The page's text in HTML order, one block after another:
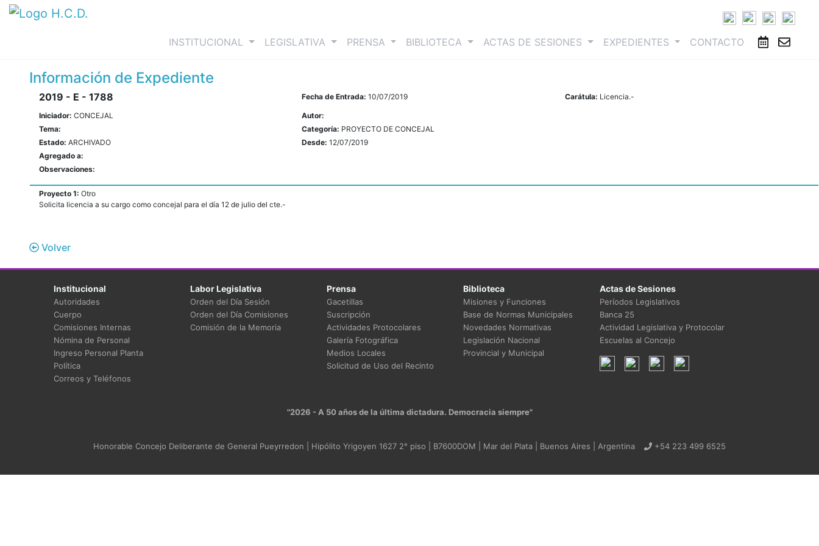
INSTITUCIONAL (current)LEGISLATIVA PRENSA BIBLIOTECA ACTAS DE SESIONES EXPEDIENTES CONTACTO
Información de Expediente
2019 - E - 1788 Fecha de Entrada:10/07/2019 Carátula: Licencia.-
Iniciador: CONCEJAL
Autor:
Tema:
Categoría: PROYECTO DE CONCEJAL
Estado: ARCHIVADO Desde:12/07/2019
Agregado a:
Observaciones:
Proyecto 1: Otro
Solicita licencia a su cargo como concejal para el día 12 de julio del cte.-
Volver
Institucional
Autoridades
Cuerpo
Comisiones Internas
Nómina de Personal
Ingreso Personal Planta
Política
Correos y Teléfonos
Labor Legislativa
Orden del Día Sesión
Orden del Día Comisiones
Comisión de la Memoria
Prensa
Gacetillas
Suscripción
Actividades Protocolares
Galería Fotográfica
Medios Locales
Solicitud de Uso del Recinto
Biblioteca
Misiones y Funciones
Base de Normas Municipales
Novedades Normativas
Legislación Nacional
Provincial y Municipal
Actas de Sesiones
Períodos Legislativos
Banca 25
Actividad Legislativa y Protocolar
Escuelas al Concejo
"2026 - A 50 años de la última dictadura. Democracia siempre"
Honorable Concejo Deliberante de General Pueyrredon | Hipólito Yrigoyen 1627 2° piso | B7600DOM | Mar del Plata | Buenos Aires | Argentina +54 223 499 6525